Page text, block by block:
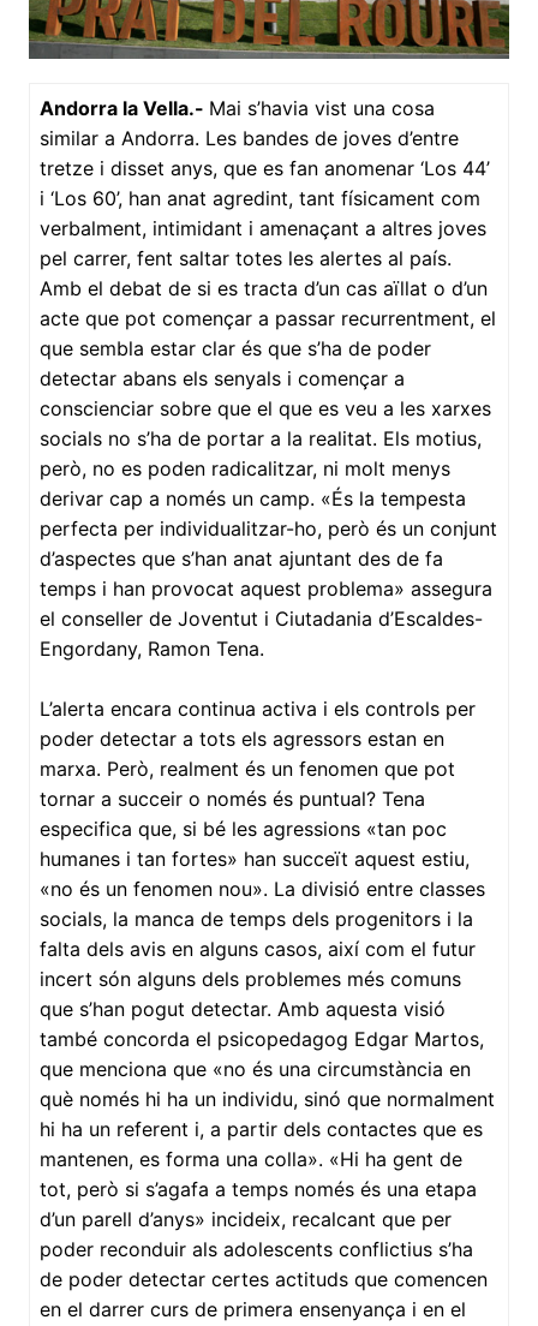
Andorra la Vella.- Mai s’havia vist una cosa
similar a Andorra. Les bandes de joves d’entre
tretze i disset anys, que es fan anomenar ‘Los 44’
i ‘Los 60’, han anat agredint, tant físicament com
verbalment, intimidant i amenaçant a altres joves
pel carrer, fent saltar totes les alertes al país.
Amb el debat de si es tracta d’un cas aïllat o d’un
acte que pot començar a passar recurrentment, el
que sembla estar clar és que s’ha de poder
detectar abans els senyals i començar a
conscienciar sobre que el que es veu a les xarxes
socials no s’ha de portar a la realitat. Els motius,
però, no es poden radicalitzar, ni molt menys
derivar cap a només un camp. «És la tempesta
perfecta per individualitzar-ho, però és un conjunt
d’aspectes que s’han anat ajuntant des de fa
temps i han provocat aquest problema» assegura
el conseller de Joventut i Ciutadania d’Escaldes-
Engordany, Ramon Tena.
L’alerta encara continua activa i els controls per
poder detectar a tots els agressors estan en
marxa. Però, realment és un fenomen que pot
tornar a succeir o només és puntual? Tena
especifica que, si bé les agressions «tan poc
humanes i tan fortes» han succeït aquest estiu,
«no és un fenomen nou». La divisió entre classes
socials, la manca de temps dels progenitors i la
falta dels avis en alguns casos, així com el futur
incert són alguns dels problemes més comuns
que s’han pogut detectar. Amb aquesta visió
també concorda el psicopedagog Edgar Martos,
que menciona que «no és una circumstància en
què només hi ha un individu, sinó que normalment
hi ha un referent i, a partir dels contactes que es
mantenen, es forma una colla». «Hi ha gent de
tot, però si s’agafa a temps només és una etapa
d’un parell d’anys» incideix, recalcant que per
poder reconduir als adolescents conflictius s’ha
de poder detectar certes actituds que comencen
en el darrer curs de primera ensenyança i en el